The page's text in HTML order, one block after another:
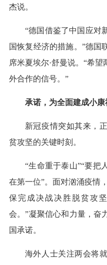
杰说。
“德国借鉴了中国应对
国恢复经济的措施。”德国
席米夏埃尔·舒曼说。“希
外合作的信号。”
承诺，为全面建成小
新冠疫情突如其来，
贫攻坚的关键时刻。
“生命重于泰山”“要把
在第一位”。面对汹涌疫情
保完成决战决胜脱贫攻
会。”凝聚信心和力量，奋
国承诺。
海外人士关注两会将